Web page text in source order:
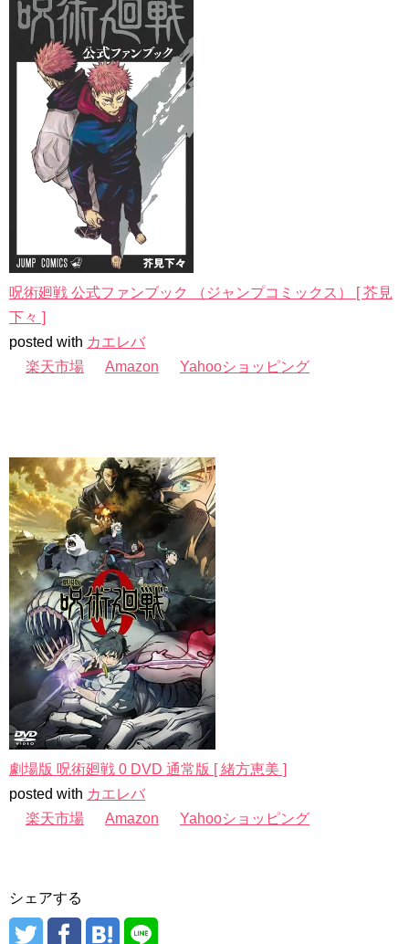
呪術廻戦 公式ファンブック （ジャンプコミックス） [ 芥見
下々 ]
posted with カエレバ
楽天市場
Amazon Yahooショッピング
劇場版 呪術廻戦 0 DVD 通常版 [ 緒方恵美 ]
posted with カエレバ
楽天市場
Amazon Yahooショッピング
シェアする